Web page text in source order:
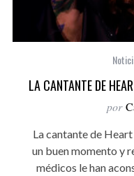
LA CANTANTE DE
por
La cantante de
un buen momento y
médicos le han